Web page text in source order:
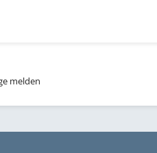
melden